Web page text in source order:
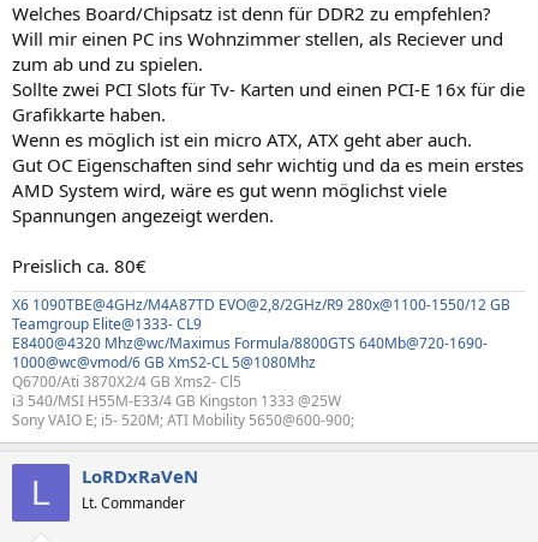
Welches Board/Chipsatz ist denn für DDR2 zu empfehlen?
Will mir einen PC ins Wohnzimmer stellen, als Reciever und
zum ab und zu spielen.
Sollte zwei PCI Slots für Tv- Karten und einen PCI-E 16x für die
Grafikkarte haben.
Wenn es möglich ist ein micro ATX, ATX geht aber auch.
Gut OC Eigenschaften sind sehr wichtig und da es mein erstes
AMD System wird, wäre es gut wenn möglichst viele
Spannungen angezeigt werden.
Preislich ca. 80€
X6 1090TBE@4GHz/M4A87TD EVO@2,8/2GHz/R9 280x@1100-1550/12 GB
Teamgroup Elite@1333- CL9
E8400@4320 Mhz@wc/Maximus Formula/8800GTS 640Mb@720-1690-
1000@wc@vmod/6 GB XmS2-CL 5@1080Mhz
Q6700/Ati 3870X2/4 GB Xms2- Cl5
i3 540/MSI H55M-E33/4 GB Kingston 1333 @25W
Sony VAIO E; i5- 520M; ATI Mobility 5650@600-900;
L LoRDxRaVeN
Lt. Commander